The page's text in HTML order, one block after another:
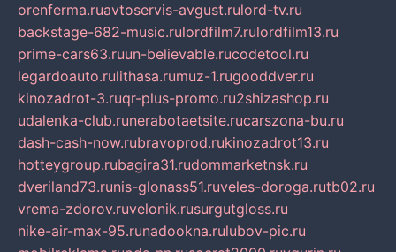
orenferma.ruavtoservis-avgust.rulord-tv.ru
backstage-682-music.rulordfilm7.rulordfilm13.ru
prime-cars63.ruun-believable.rucodetool.ru
legardoauto.rulithasa.rumuz-1.rugooddver.ru
kinozadrot-3.ruqr-plus-promo.ru2shizashop.ru
udalenka-club.runerabotaetsite.rucarszona-bu.ru
dash-cash-now.rubravoprod.rukinozadrot13.ru
hotteygroup.rubagira31.rudommarketnsk.ru
dveriland73.runis-glonass51.ruveles-doroga.rutb02.ru
vrema-zdorov.ruvelonik.rusurgutgloss.ru
nike-air-max-95.runadookna.rulubov-pic.ru